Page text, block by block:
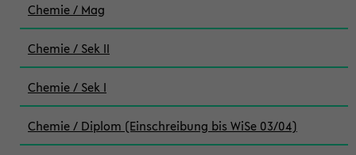
Chemie / Mag
Chemie / Sek II
Chemie / Sek I
Chemie / Diplom (Einschreibung bis WiSe 03/04)